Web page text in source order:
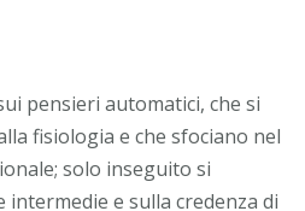
pensieri automatici, che si
fisiologia e che sfociano nel
solo inseguito si
e sulla credenza di